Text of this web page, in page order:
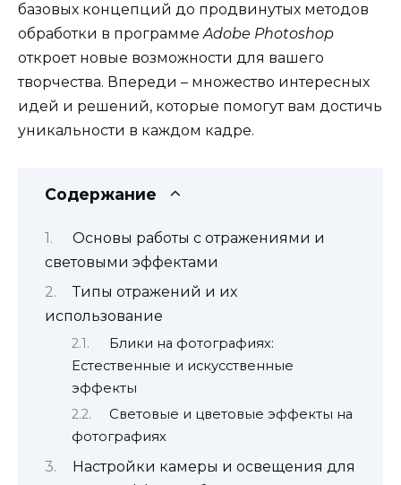
базовых концепций до продвинутых методов
обработки в программеAdobe Photoshop
откроет новые возможности для вашего
творчества. Впереди – множество интересных
идей и решений, которые помогут вам достичь
уникальности в каждом кадре.
Содержание
Основы работы с отражениями и
световыми эффектами
Типы отражений и их
использование
Блики на фотографиях:
Естественные и искусственные
эффекты
Световые и цветовые эффекты на
фотографиях
Настройки камеры и освещения для